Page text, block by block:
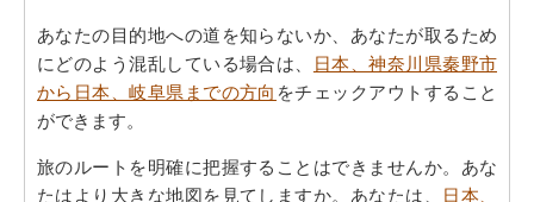
あなたの目的地への道を知らないか、あなたが取るため
にどのよう混乱している場合は、
日本、神奈川県秦野市
から日本、岐阜県までの方向 をチェックアウトすること
ができます。
旅のルートを明確に把握することはできませんか。あな
たはより大きな地図を見てしますか。あなたは、
日本、